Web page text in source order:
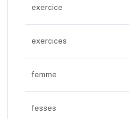
exercice
exercices
femme
fesses